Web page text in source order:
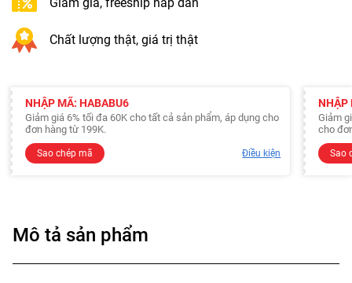
Chất lượng thật, giá trị thật
NHẬP MÃ: HABABU6
Giảm giá 6% tối đa 60K cho tất cả sản phẩm, áp dụng cho
đơn hàng từ 199K.
Sao chép mã Điều kiện
NHẬP
Giảm
cho
Sao
Mô tả sản phẩm